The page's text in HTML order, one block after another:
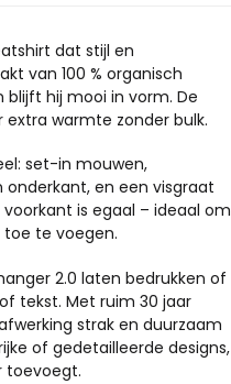
gekozen
worden
op
de
dat stijl en
van 100 % organisch
hij mooi in vorm. De
warmte zonder bulk.
set-in mouwen,
en een visgraat
is egaal – ideaal om
te voegen.
2.0 laten bedrukken of
tekst. Met ruim 30 jaar
strak en duurzaam
of gedetailleerde designs,
toevoegt.